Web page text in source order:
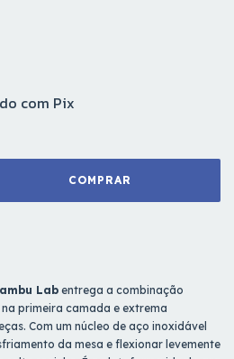
com Pix
Lab entrega a combinação
primeira camada e extrema
Com um núcleo de aço inoxidável
da mesa e flexionar levemente